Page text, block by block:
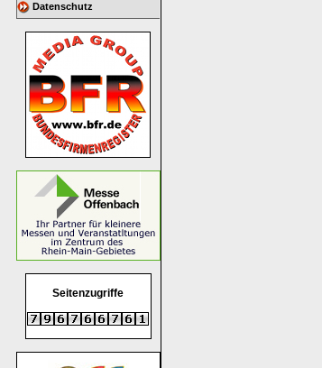
Datenschutz
Seitenzugriffe